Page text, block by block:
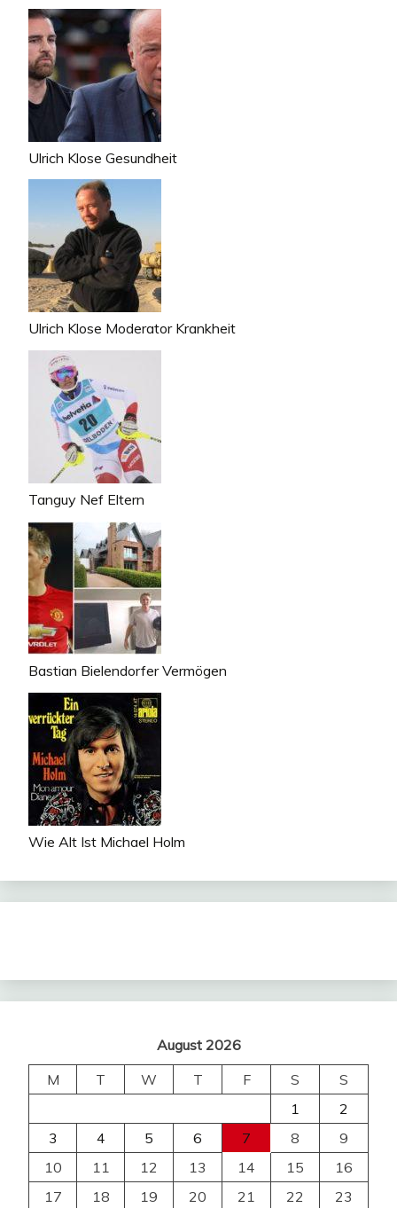
Ulrich Klose Gesundheit
Ulrich Klose Moderator Krankheit
Tanguy Nef Eltern
Bastian Bielendorfer Vermögen
Wie Alt Ist Michael Holm
August 2026
M
T W T F S
S
1
2
3
4 5 6 7 8
9
10
11 12 13 14 15
16
17
18 19 20 21 22 23